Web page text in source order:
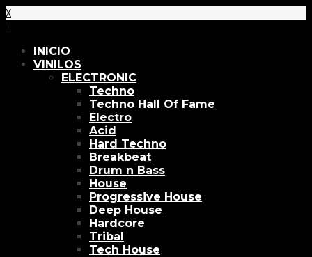
X
INICIO
VINILOS
ELECTRONIC
Techno
Techno Hall Of Fame
Electro
Acid
Hard Techno
Breakbeat
Drum n Bass
House
Progressive House
Deep House
Hardcore
Tribal
Tech House